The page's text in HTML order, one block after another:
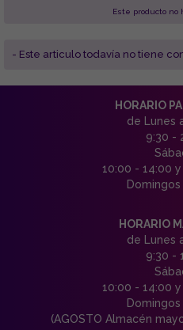
Este producto no
- Este articulo todavía no tiene
HORARIO
de Lunes
9:30 -
10:00 - 14:00
Domingos
HORARIO
de Lunes
9:30 -
10:00 - 14:00
Domingos
(AGOSTO Almacén